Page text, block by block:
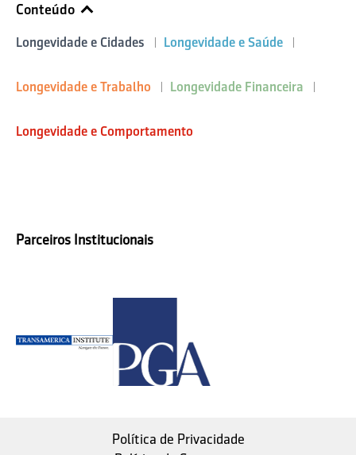
Conteúdo
Longevidade e Cidades Longevidade e Saúde
Longevidade e Trabalho Longevidade Financeira
Longevidade e Comportamento
Parceiros Institucionais
Política de Privacidade